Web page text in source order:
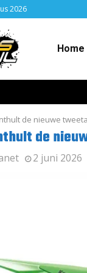
2026
Home
de nieuwe
de
2 juni 2026